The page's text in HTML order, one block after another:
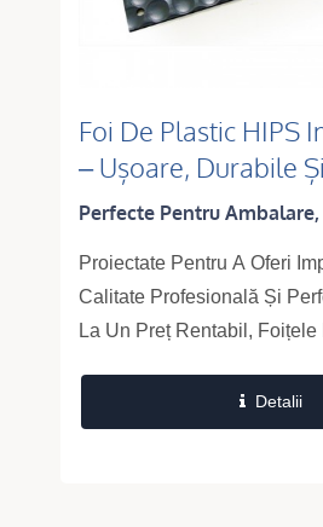
Foi De Plastic HIPS
– Ușoare, Durabile
Fabricat Panouri
Perfecte Pentru
Proiectate Pentru A Oferi
Calitate Profesională Și
La Un Preț Rentabil, Foițele
Ușoare, Rigide Și
Detalii